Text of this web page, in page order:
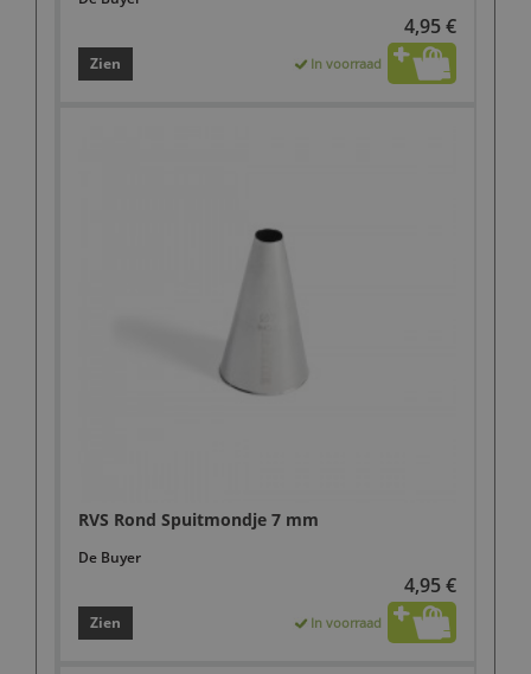
4,95 €
Zien In voorraad
RVS Rond Spuitmondje 7 mm
De Buyer
4,95 €
Zien In voorraad